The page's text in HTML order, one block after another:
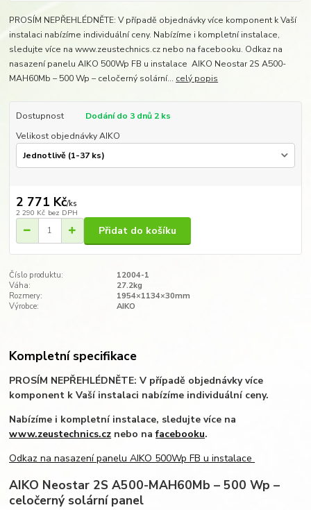
PROSÍM NEPŘEHLÉDNĚTE: V případě objednávky více komponent k Vaší
instalaci nabízíme individuální ceny. Nabízíme i kompletní instalace,
sledujte více na www.zeustechnics.cz nebo na facebooku. Odkaz na
nasazení panelu AIKO 500Wp FB u instalace AIKO Neostar 2S A500-
MAH60Mb – 500 Wp – celočerný solární... celý popis
Dostupnost
Dodání do 3 dnů 2 ks
Velikost objednávky AIKO
2 771 Kč/ks
2 290 Kč bez DPH
Přidat do košíku
Číslo produktu:
12004-1
Váha:
27.2kg
Rozmery:
1954×1134×30mm
Výrobce:
AIKO
Kompletní specifikace
PROSÍM NEPŘEHLÉDNĚTE: V případě objednávky více
komponent k Vaší instalaci nabízíme individuální ceny.
Nabízíme i kompletní instalace, sledujte více na
www.zeustechnics.cz nebo nafacebooku.
Odkaz na nasazení panelu AIKO 500Wp FB u instalace
AIKO Neostar 2S A500-MAH60Mb – 500 Wp –
celočerný solární panel